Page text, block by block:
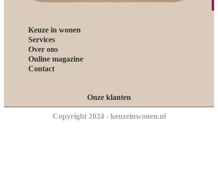
Keuze in wonen
Services
Over ons
Online magazine
Contact
Onze klanten
Copyright 2024 - keuzeinwonen.nl